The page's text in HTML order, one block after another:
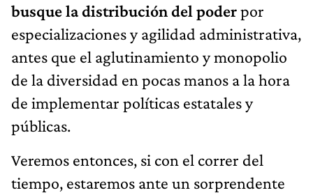
busque la distribución del poderpor
especializaciones y agilidad administrativa,
antes que el aglutinamiento y monopolio
de la diversidad en pocas manos a la hora
de implementar políticas estatales y
públicas.
Veremos entonces, si con el correr del
tiempo, estaremos ante un sorprendente